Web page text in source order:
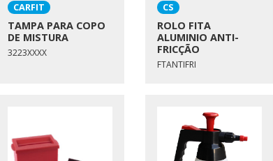
CARFIT
TAMPA PARA COPO
DE MISTURA
3223XXXX
CS
ROLO FITA
ALUMINIO ANTI-
FRICÇÃO
FTANTIFRI